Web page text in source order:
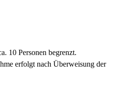
10 Personen begrenzt.
erfolgt nach Überweisung der